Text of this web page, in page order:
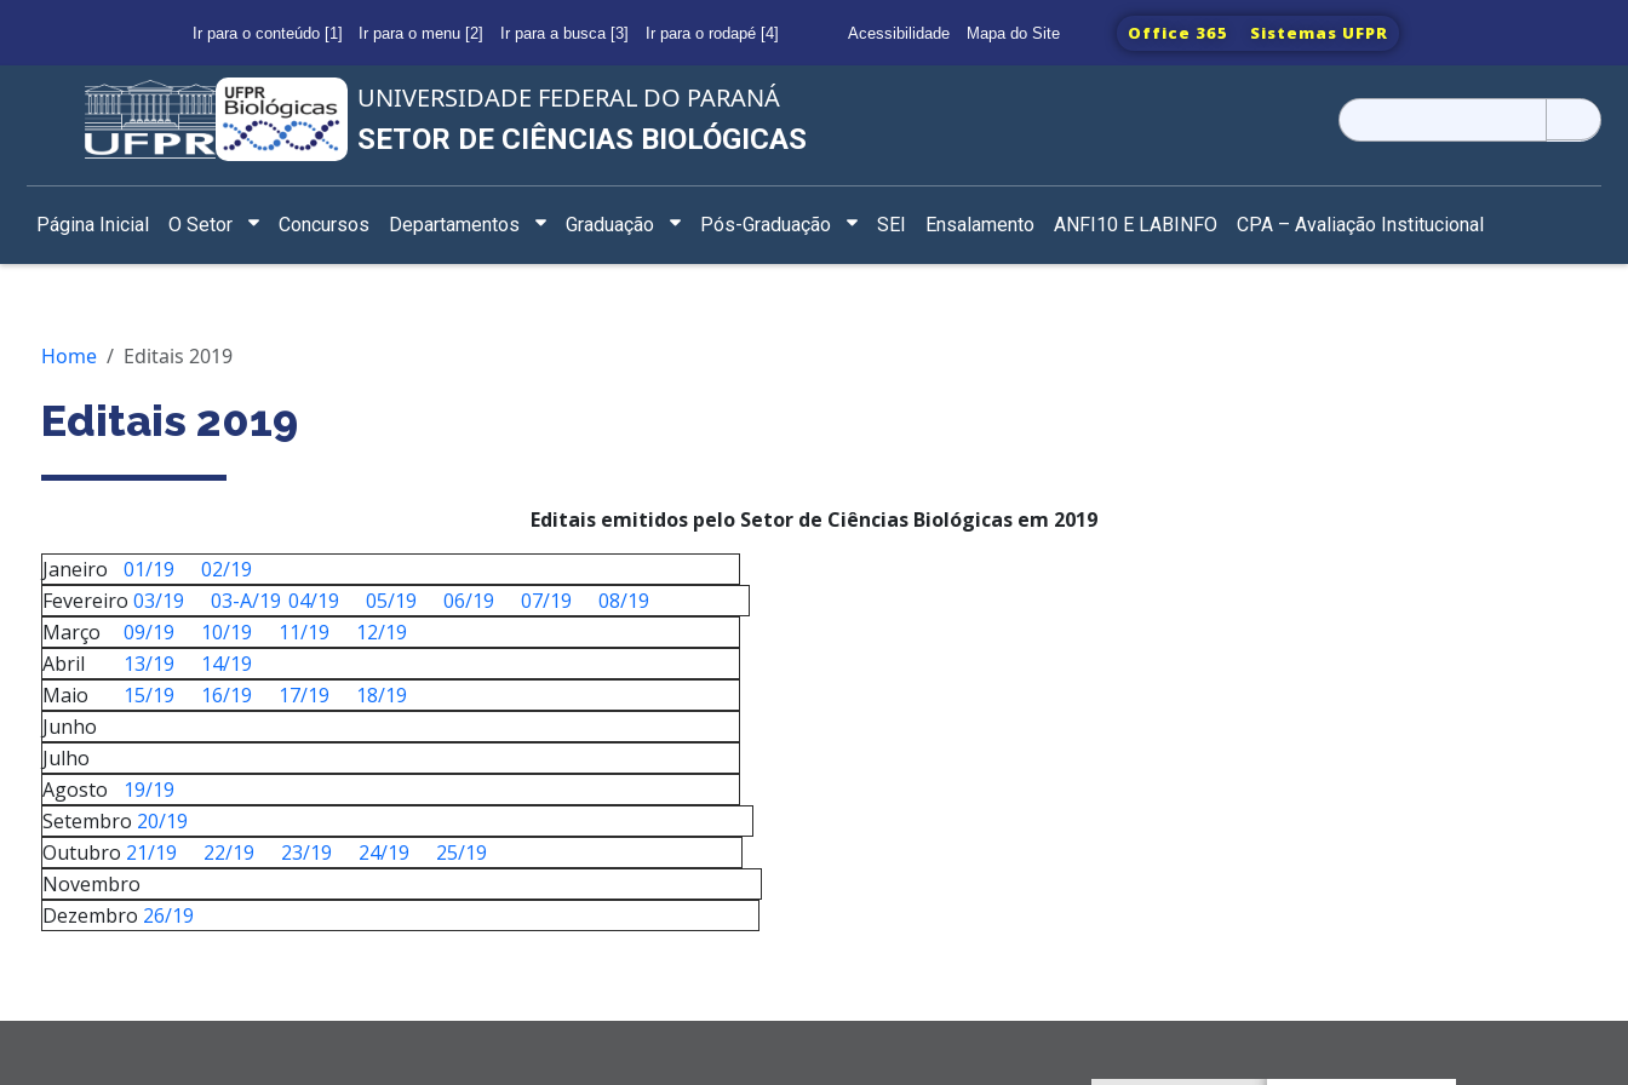
Ir para o conteúdo [1] Ir para o menu [2] Ir para a busca [3] Ir para o rodapé [4] Acessibilidade Mapa do Site Office 365 Sistemas UFPR
UNIVERSIDADE FEDERAL DO PARANÁ
SETOR DE CIÊNCIAS BIOLÓGICAS
Pesquisar
por:
Página Inicial O Setor Concursos Departamentos Graduação Pós-Graduação SEI Ensalamento ANFI10 E LABINFO CPA – Avaliação Institucional
Home Editais 2019
Editais 2019
Editais emitidos pelo Setor de Ciências Biológicas em 2019
Janeiro
01/19
02/19
Fevereiro 03/19 03-A/19 04/19 05/19 06/19 07/19
08/19
Março
09/19 10/19 11/19
12/19
Abril
13/19
14/19
Maio
15/19 16/19 17/19
18/19
Junho
Julho
Agosto
19/19
Setembro 20/19
Outubro 21/19 22/19 23/19 24/19
25/19
Novembro
Dezembro 26/19